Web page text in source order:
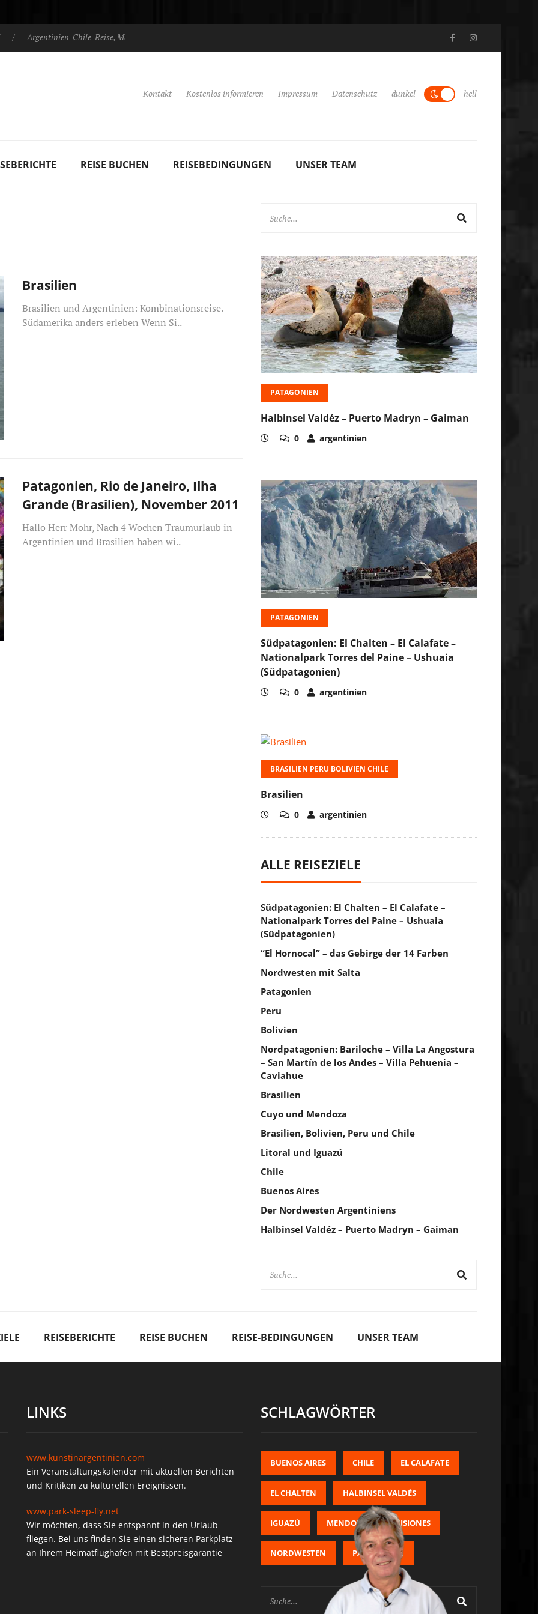
Argentinien-Chile-Reise, März 2025 Argentinien: Nordwesten, Patagonien und Misiones
dunkel hell
Kontakt Kostenlos informieren Impressum Datenschutz
REISE BUCHEN REISEBEDINGUNGEN UNSER TEAM
Brasilien
Brasilien und Argentinien: Kombinationsreise.
Südamerika anders erleben Wenn Si..
Patagonien, Rio de Janeiro, Ilha
Grande (Brasilien), November 2011
Hallo Herr Mohr, Nach 4 Wochen Traumurlaub in
Argentinien und Brasilien haben wi..
PATAGONIEN
Halbinsel Valdéz – Puerto Madryn – Gaiman
0 argentinien
PATAGONIEN
Südpatagonien: El Chalten – El Calafate –
Nationalpark Torres del Paine – Ushuaia
(Südpatagonien)
0 argentinien
BRASILIEN PERU BOLIVIEN CHILE
Brasilien
0 argentinien
ALLE REISEZIELE
Südpatagonien: El Chalten – El Calafate –
Nationalpark Torres del Paine – Ushuaia
(Südpatagonien)
“El Hornocal” – das Gebirge der 14 Farben
Nordwesten mit Salta
Patagonien
Peru
Bolivien
Nordpatagonien: Bariloche – Villa La Angostura
– San Martín de los Andes – Villa Pehuenia –
Caviahue
Brasilien
Cuyo und Mendoza
Brasilien, Bolivien, Peru und Chile
Litoral und Iguazú
Chile
Buenos Aires
Der Nordwesten Argentiniens
Halbinsel Valdéz – Puerto Madryn – Gaiman
REISEBERICHTE REISE BUCHEN REISE-BEDINGUNGEN UNSER TEAM
LINKS
www.kunstinargentinien.com
Ein Veranstaltungskalender mit aktuellen Berichten
und Kritiken zu kulturellen Ereignissen.
www.park-sleep-fly.net
Wir möchten, dass Sie entspannt in den Urlaub
fliegen. Bei uns finden Sie einen sicheren Parkplatz
an Ihrem Heimatflughafen mit Bestpreisgarantie
SCHLAGWÖRTER
BUENOS AIRES CHILE EL CALAFATE
EL CHALTEN HALBINSEL VALDÉS
IGUAZÚ MENDOZA MISIONES
NORDWESTEN PATAGONIEN